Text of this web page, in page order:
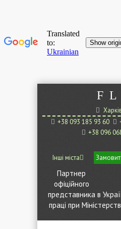
F L
+38 093 185 93 60
+38 096
Інші міста
Партнер
офіційного
представника в
праці при